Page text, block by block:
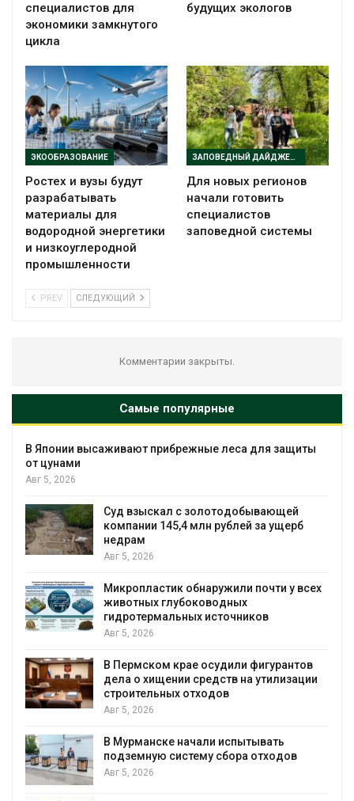
специалистов для
экономики замкнутого
цикла
будущих экологов
ЭКООБРАЗОВАНИЕ
Ростех и вузы будут
разрабатывать
материалы для
водородной энергетики
и низкоуглеродной
промышленности
ЗАПОВЕДНЫЙ ДАЙДЖЕСТ
Для новых регионов
начали готовить
специалистов
заповедной системы
PREV СЛЕДУЮЩИЙ
Комментарии закрыты.
Самые популярные
В Японии высаживают прибрежные леса для защиты
от цунами
Авг 5, 2026
Суд взыскал с золотодобывающей
компании 145,4 млн рублей за ущерб
недрам
Авг 5, 2026
Микропластик обнаружили почти у всех
животных глубоководных
гидротермальных источников
Авг 5, 2026
В Пермском крае осудили фигурантов
дела о хищении средств на утилизации
строительных отходов
Авг 5, 2026
В Мурманске начали испытывать
подземную систему сбора отходов
Авг 5, 2026